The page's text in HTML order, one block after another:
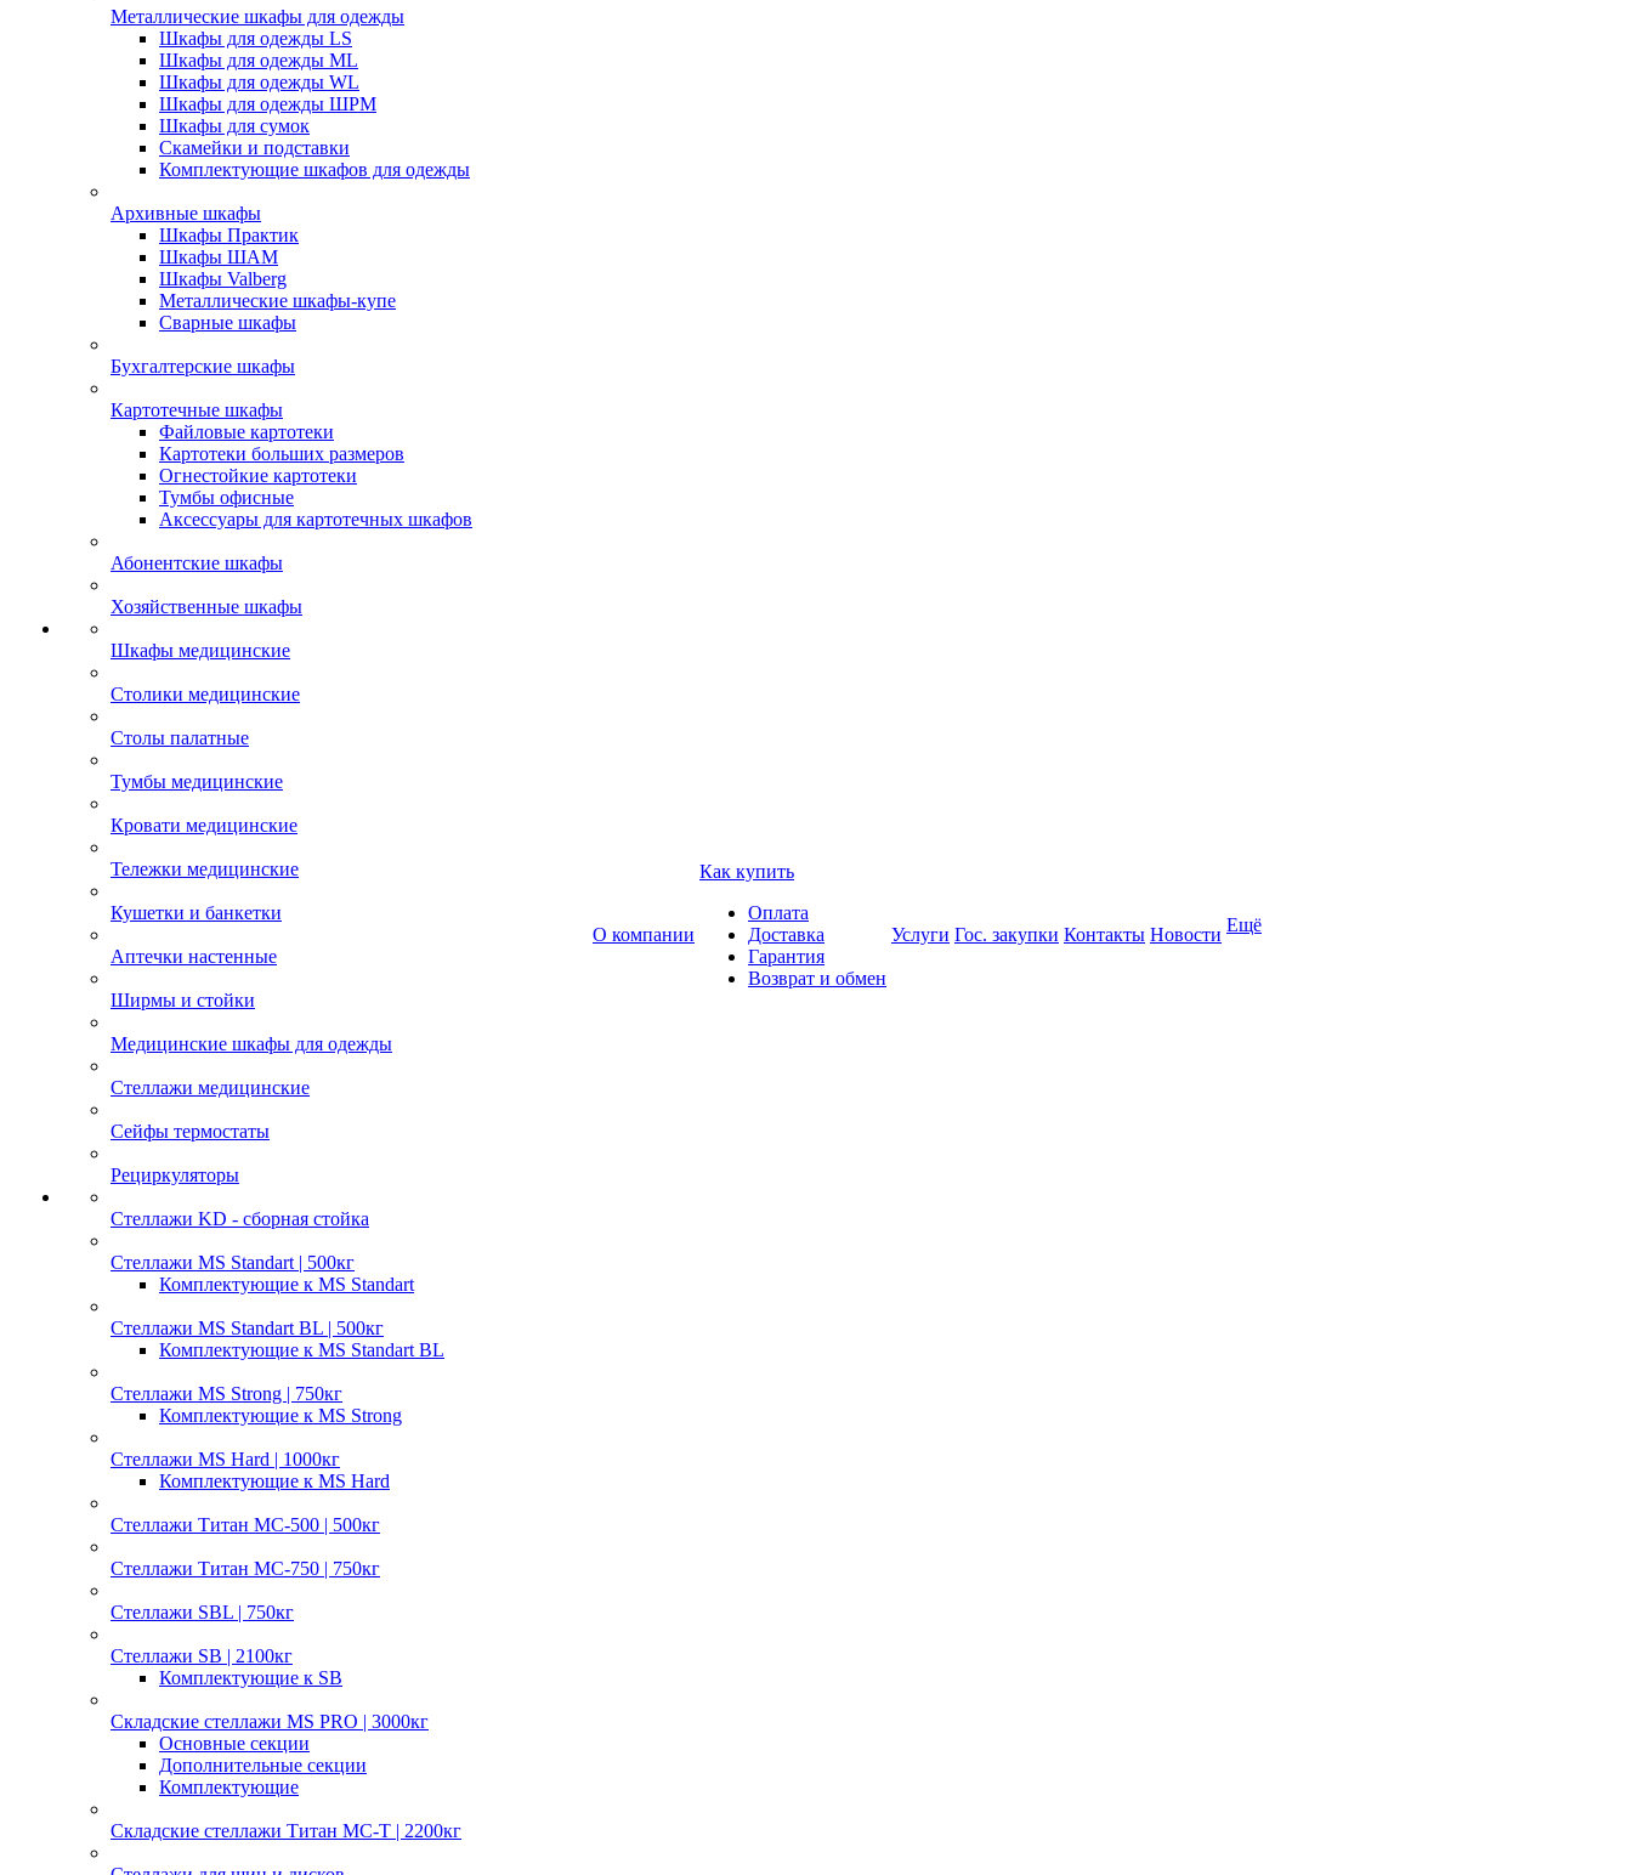
Металлические шкафы для одежды
Шкафы для одежды LS
Шкафы для одежды ML
Шкафы для одежды WL
Шкафы для одежды ШРМ
Шкафы для сумок
Скамейки и подставки
Комплектующие шкафов для одежды
Архивные шкафы
Шкафы Практик
Шкафы ШАМ
Шкафы Valberg
Металлические шкафы-купе
Сварные шкафы
Бухгалтерские шкафы
Картотечные шкафы
Файловые картотеки
Картотеки больших размеров
Огнестойкие картотеки
Тумбы офисные
Аксессуары для картотечных шкафов
Абонентские шкафы
Хозяйственные шкафы
Шкафы медицинские
Столики медицинские
Столы палатные
Тумбы медицинские
Кровати медицинские
Тележки медицинские
Кушетки и банкетки
Аптечки настенные
Ширмы и стойки
Медицинские шкафы для одежды
Стеллажи медицинские
Сейфы термостаты
Рециркуляторы
Стеллажи KD - сборная стойка
Стеллажи MS Standart | 500кг
Комплектующие к MS Standart
Стеллажи MS Standart BL | 500кг
Комплектующие к MS Standart BL
Стеллажи MS Strong | 750кг
Комплектующие к MS Strong
Стеллажи MS Hard | 1000кг
Комплектующие к MS Hard
Стеллажи Титан МС-500 | 500кг
Стеллажи Титан МС-750 | 750кг
Стеллажи SBL | 750кг
Стеллажи SB | 2100кг
Комплектующие к SB
Складские стеллажи MS PRO | 3000кг
Основные секции
Дополнительные секции
Комплектующие
Складские стеллажи Титан МС-Т | 2200кг
О компании
Как купить
Оплата
Доставка
Гарантия
Возврат и обмен
Услуги Гос. закупки Контакты Новости Ещё